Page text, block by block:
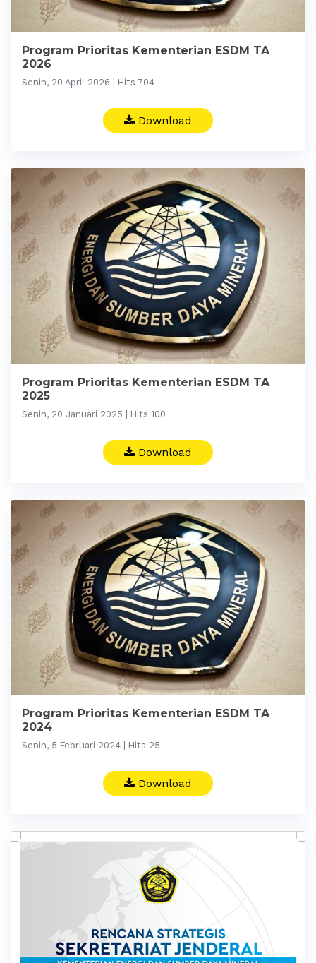
Program Prioritas Kementerian ESDM TA
2026
Senin, 20 April 2026 | Hits 704
Download
Program Prioritas Kementerian ESDM TA
2025
Senin, 20 Januari 2025 | Hits 100
Download
Program Prioritas Kementerian ESDM TA
2024
Senin, 5 Februari 2024 | Hits 25
Download